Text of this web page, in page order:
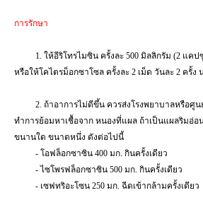
การรักษา
1. ให้อีริโทรไมซิน ครั้งละ 500 มิลลิกรัม (2 แคป
หรือให้โคไตรม็อกซาโซล ครั้งละ 2 เม็ด วันละ 2 ครั้ง
2. ถ้าอาการไม่ดีขึ้น ควรส่งโรงพยาบาลหรือศู
ทำการย้อมหาเชื้อจาก หนองที่แผล ถ้าเป็นแผลริมอ่อ
ขนานใด ขนาดหนึ่ง ดังต่อไปนี้
- โอฟล็อกซาซิน 400 มก. กินครั้งเดียว
-ไซโพรฟล็อกซาซิน 500 มก. กินครั้งเดียว
- เซฟทริอะโซน 250 มก. ฉีดเข้ากล้ามครั้งเดียว